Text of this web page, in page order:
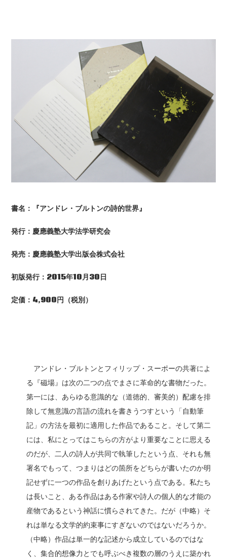
書名：『アンドレ・ブルトンの詩的世界』
発行：慶應義塾大学法学研究会
発売：慶應義塾大学出版会株式会社
初版発行：2015年10月30日
定価：4,900円（税別）
アンドレ・ブルトンとフィリップ・スーポーの共著によ
る『磁場』は次の二つの点でまさに革命的な書物だった。
第一には、あらゆる意識的な（道徳的、審美的）配慮を排
除して無意識の言語の流れを書きうつすという「自動筆
記」の方法を最初に適用した作品であること。そして第二
には、私にとってはこちらの方がより重要なことに思える
のだが、二人の詩人が共同で執筆したという点、それも無
署名でもって、つまりはどの箇所をどちらが書いたのか明
記せずに一つの作品を創りあげたという点である。私たち
は長いこと、ある作品はある作家や詩人の個人的な才能の
産物であるという神話に慣らされてきた。だが（中略）そ
れは単なる文学的約束事にすぎないのではないだろうか。
（中略）作品は単一的な記述から成立しているのではな
く、集合的想像力とでも呼ぶべき複数の層のうえに築かれ